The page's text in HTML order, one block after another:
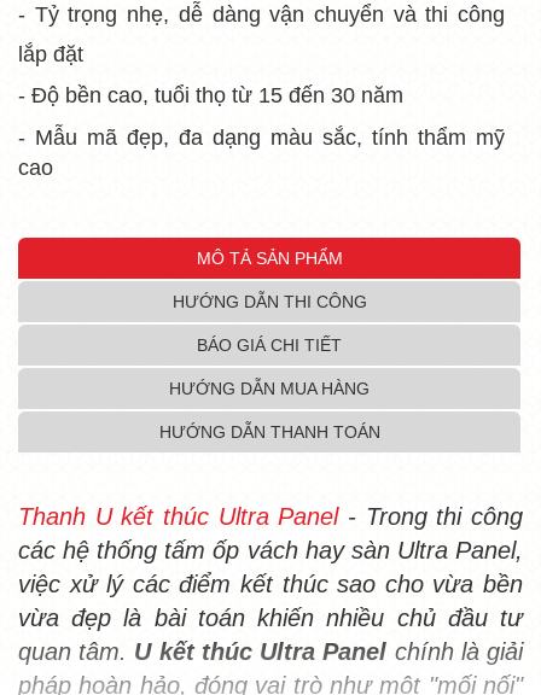
- Tỷ trọng nhẹ, dễ dàng vận chuyển và thi công
lắp đặt
- Độ bền cao, tuổi thọ từ 15 đến 30 năm
- Mẫu mã đẹp, đa dạng màu sắc, tính thẩm mỹ
cao
MÔ TẢ SẢN PHẨM
HƯỚNG DẪN THI CÔNG
BÁO GIÁ CHI TIẾT
HƯỚNG DẪN MUA HÀNG
HƯỚNG DẪN THANH TOÁN
Thanh U kết thúc Ultra Panel - Trong thi công
các hệ thống tấm ốp vách hay sàn Ultra Panel,
việc xử lý các điểm kết thúc sao cho vừa bền
vừa đẹp là bài toán khiến nhiều chủ đầu tư
quan tâm. U kết thúc Ultra Panel chính là giải
pháp hoàn hảo, đóng vai trò như một "mối nối"